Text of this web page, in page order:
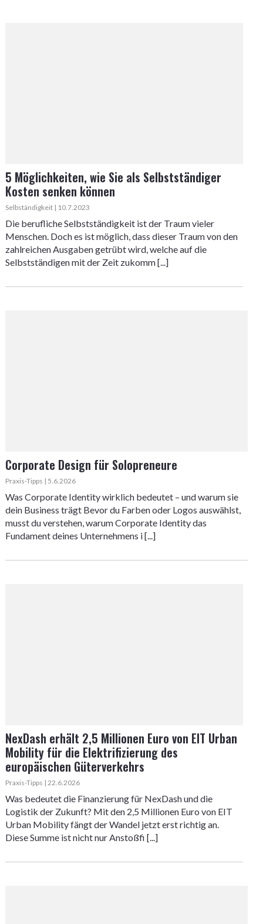
5 Möglichkeiten, wie Sie als Selbstständiger
Kosten senken können
Selbständigkeit | 10.7.2023
Die berufliche Selbstständigkeit ist der Traum vieler
Menschen. Doch es ist möglich, dass dieser Traum von den
zahlreichen Ausgaben getrübt wird, welche auf die
Selbstständigen mit der Zeit zukomm [...]
Corporate Design für Solopreneure
Praxis-Tipps | 5.6.2026
Was Corporate Identity wirklich bedeutet – und warum sie
dein Business trägt Bevor du Farben oder Logos auswählst,
musst du verstehen, warum Corporate Identity das
Fundament deines Unternehmens i [...]
NexDash erhält 2,5 Millionen Euro von EIT Urban
Mobility für die Elektrifizierung des
europäischen Güterverkehrs
Praxis-Tipps | 22.6.2026
Was bedeutet die Finanzierung für NexDash und die
Logistik der Zukunft? Mit den 2,5 Millionen Euro von EIT
Urban Mobility fängt der Wandel jetzt erst richtig an.
Diese Summe ist nicht nur Anstoßfi [...]